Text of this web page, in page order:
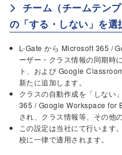
チーム（チームテン
の「する・しない」を
L-Gate から Microsoft 365 /
ーザー・クラス情報の同期時
ト、および Google
新たに追加します。
クラスの自動作成を「しない
365 / Google Workspace for
され、クラス情報等、その他
この設定は当社にて行います
校に一律で適用されます。